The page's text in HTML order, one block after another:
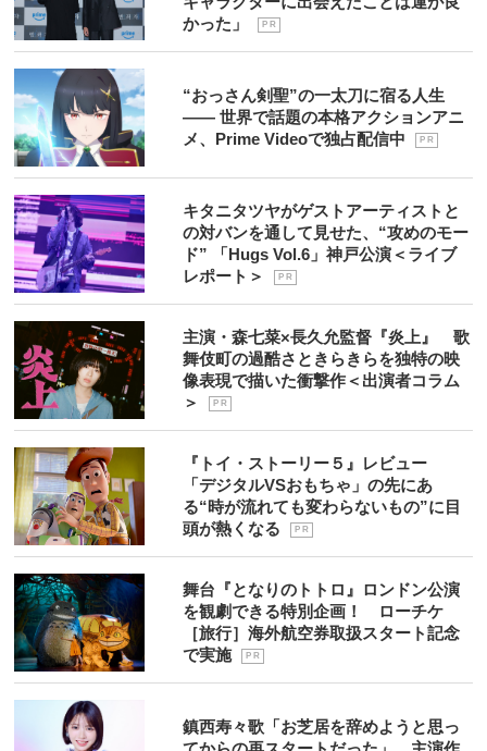
かった」
P R
“おっさん剣聖”の一太刀に宿る人生
―― 世界で話題の本格アクションアニ
メ、Prime Videoで独占配信中
P R
キタニタツヤがゲストアーティストと
の対バンを通して見せた、“攻めのモー
ド” 「Hugs Vol.6」神戸公演＜ライブ
レポート＞
P R
主演・森七菜×長久允監督『炎上』 歌
舞伎町の過酷さときらきらを独特の映
像表現で描いた衝撃作＜出演者コラム
＞
P R
『トイ・ストーリー５』レビュー
「デジタルVSおもちゃ」の先にあ
る“時が流れても変わらないもの”に目
頭が熱くなる
P R
舞台『となりのトトロ』ロンドン公演
を観劇できる特別企画！ ローチケ
［旅行］海外航空券取扱スタート記念
で実施
P R
鎮西寿々歌「お芝居を辞めようと思っ